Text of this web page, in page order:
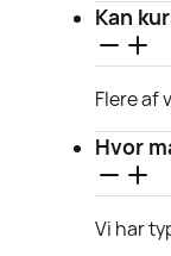
Kan
Flere af
Hvor
Vi har